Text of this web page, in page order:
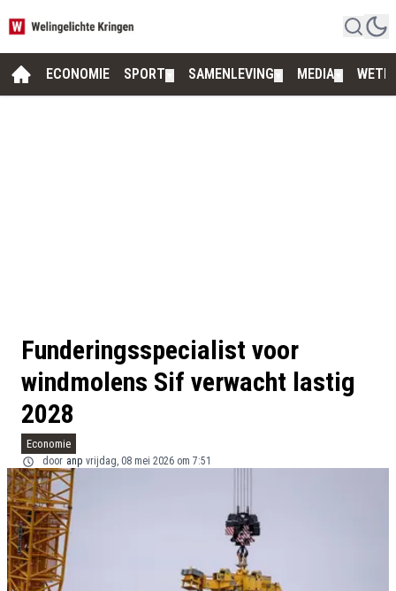
ECONOMIE SPORT SAMENLEVING MEDIA
Funderingsspecialist voor
windmolens Sif verwacht lastig
2028
Economie
door anp vrijdag, 08 mei 2026 om 7:51